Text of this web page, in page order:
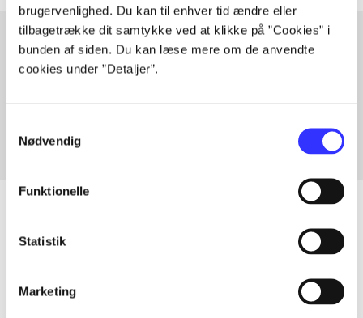
brugervenlighed. Du kan til enhver tid ændre eller
tilbagetrække dit samtykke ved at klikke på ”Cookies” i
bunden af siden. Du kan læse mere om de anvendte
cookies under ”Detaljer”.
Nødvendig
Funktionelle
Statistik
Marketing
Artikler med samme emner